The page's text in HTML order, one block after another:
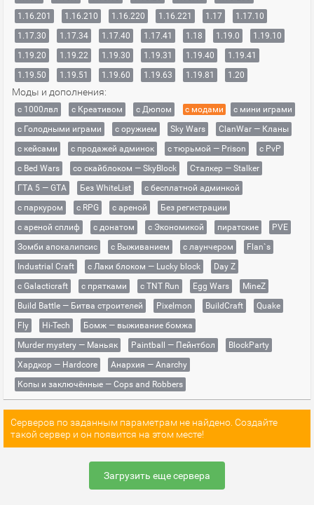
1.16.201
1.16.210 1.16.220 1.16.221 1.17
1.17.10
1.17.30
1.17.34 1.17.40 1.17.41 1.18 1.19.0
1.19.10
1.19.20
1.19.22 1.19.30 1.19.31 1.19.40
1.19.41
1.19.50
1.19.51 1.19.60 1.19.63 1.19.81 1.20
Моды и дополнения:
с 1000лвл c Креативом с Дюпом с модами
с мини играми
с Голодными играми
с оружием Sky Wars
ClanWar — Кланы
с кейсами
с продажей админок с тюрьмой — Prison
с PvP
с Bed Wars
со скайблоком — SkyBlock
Сталкер — Stalker
ГТА 5 — GTA
Без WhiteList
с бесплатной админкой
с паркуром
с RPG с ареной
Без регистрации
с ареной сплиф
с донатом с Экономикой пиратские
PVE
Зомби апокалипсис
с Выживанием с лаунчером
Flan`s
Industrial Craft
с Лаки блоком — Lucky block
Day Z
с Galacticraft
с прятками с TNT Run Egg Wars
MineZ
Build Battle — Битва строителей
Pixelmon BuildCraft
Quake
Fly
Hi-Tech
Бомж — выживание бомжа
Murder mystery — Маньяк
Paintball — Пейнтбол
BlockParty
Хардкор — Hardcore
Анархия — Anarchy
Копы и заключённые — Cops and Robbers
Серверов по заданным параметрам не найдено. Создайте
такой сервер и он появится на этом месте!
Загрузить еще сервера